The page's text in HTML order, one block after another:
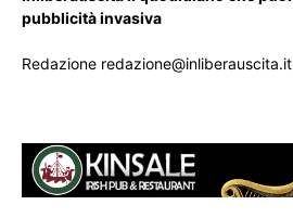
pubblicità invasiva
Redazione redazione@inliberauscita.it